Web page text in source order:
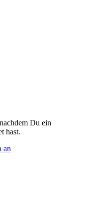
Du ein
hast.
an